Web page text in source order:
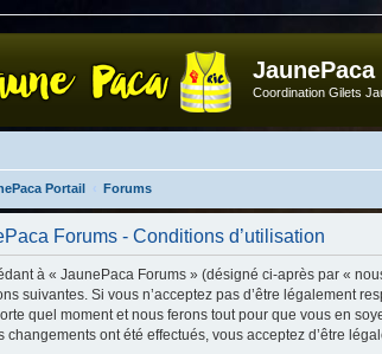
Coordination Gilets
Portail Forums
Forums - Conditions d’utilisation
à « JaunePaca Forums » (désigné ci-après par «
suivantes. Si vous n’acceptez pas d’être légalement
quel moment et nous ferons tout pour que vous en
changements ont été effectués, vous acceptez d’être